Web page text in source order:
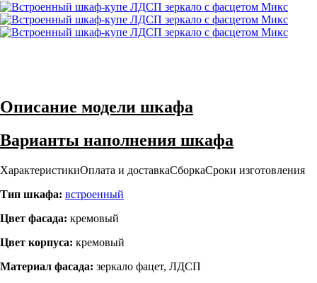
Описание модели шкафа
Варианты наполнения шкафа
ХарактеристикиОплата и доставкаСборкаСроки изготовления
Тип шкафа: встроенный
Цвет фасада: кремовый
Цвет корпуса: кремовый
Материал фасада: зеркало фацет, ЛДСП